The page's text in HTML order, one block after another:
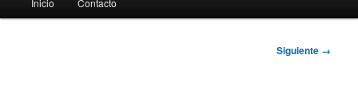
principal
Siguiente →